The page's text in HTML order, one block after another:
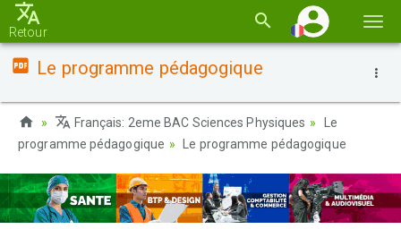
la
Retour
Le programme pédagogique
Français: 2eme BAC Sciences Physiques
Le
programme pédagogique
Le programme pédagogique